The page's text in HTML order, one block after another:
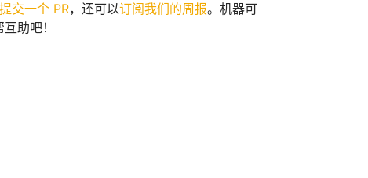
提交一个 PR，还可以订阅我们的周报。机器可
助吧！